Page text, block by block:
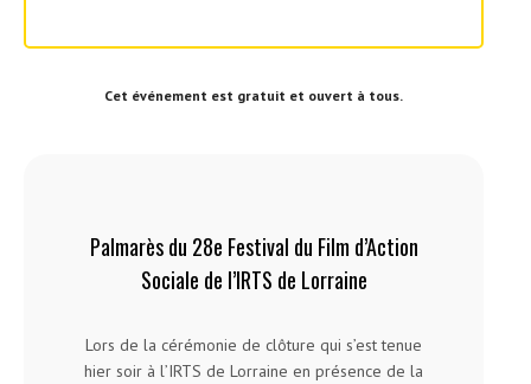
Cet événement est gratuit et ouvert à tous.
Palmarès du 28e Festival du Film d’Action
Sociale de l’IRTS de Lorraine
Lors de la cérémonie de clôture qui s’est tenue
hier soir à l’IRTS de Lorraine en présence de la